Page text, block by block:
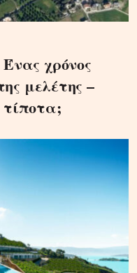
χρόνος
μελέτης –
τίποτα;